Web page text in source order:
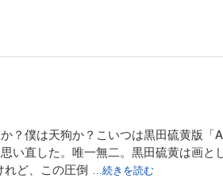
？僕は天狗か？こいつは黒田硫黄版
い直した。唯一無二。黒田硫黄は画
ど、この圧倒
...続きを読む